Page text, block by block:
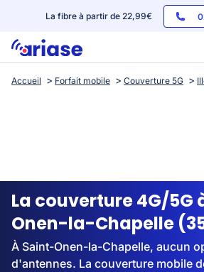
La fibre à partir de 22,99€
Box internet
Streaming
Accueil Forfait mobile Couverture 5G
La couverture 4G/5G
Onen-la-Chapelle
À Saint-Onen-la-Chapelle, aucun
d'antennes. La couverture mobile